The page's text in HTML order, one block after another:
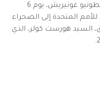
الامين العام للامم المتحدة السيد أنطونيو غوتيريش، يوم 6
للأمم المتحدة إلى الصحراء
السيد هورست كولر، الذي